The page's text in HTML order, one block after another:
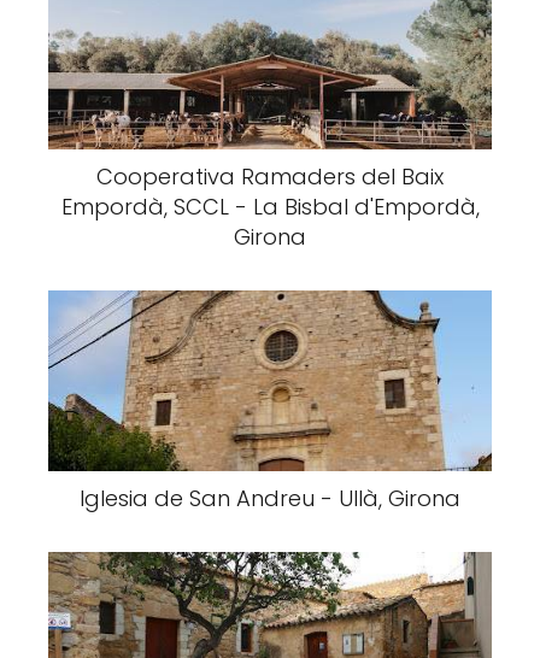
Cooperativa Ramaders del Baix
Empordà, SCCL - La Bisbal d'Empordà,
Girona
Iglesia de San Andreu - Ullà, Girona